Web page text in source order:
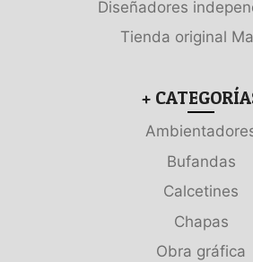
Diseñadores
Tienda original
+
Bufandas
Calcetines
Chapas
Obra gráfica